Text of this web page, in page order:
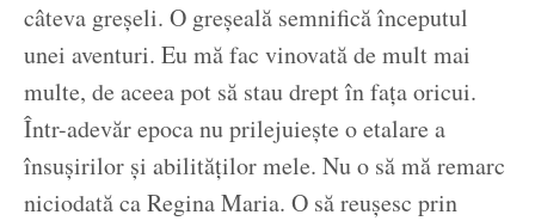
câteva greșeli. O greșeală semnifică începutul
unei aventuri. Eu mă fac vinovată de mult mai
multe, de aceea pot să stau drept în fața oricui.
Într-adevăr epoca nu prilejuiește o etalare a
însușirilor și abilităților mele. Nu o să mă remarc
niciodată ca Regina Maria. O să reușesc prin